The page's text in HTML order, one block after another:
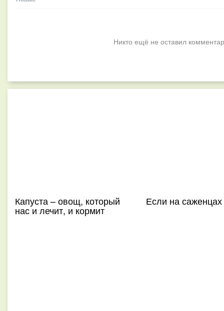
Никто ещё не оставил
Капуста – овощ, который
нас и лечит, и кормит
Если на саженцах